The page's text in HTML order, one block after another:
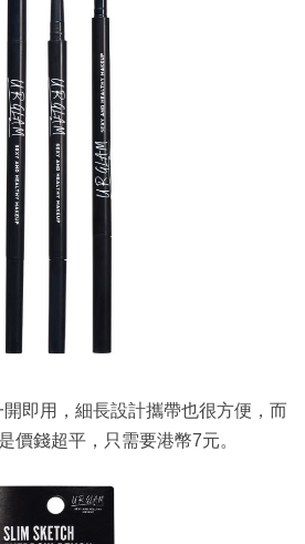
即用，細長設計攜帶也很方便，而
價錢超平，只需要港幣7元。